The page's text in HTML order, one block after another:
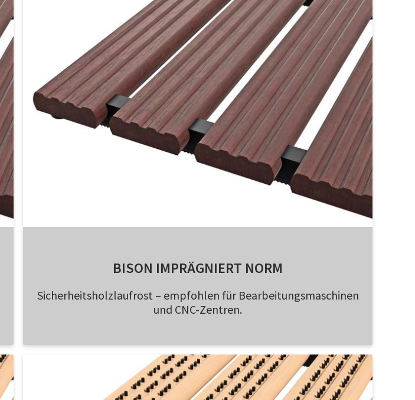
BISON IMPRÄGNIERT NORM
Sicherheitsholzlaufrost – empfohlen für Bearbeitungsmaschinen
und CNC-Zentren.